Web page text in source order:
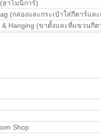
ฮาโมนิการ์)
(กล่องและกระเป๋าใส่กีตาร์และ
& Hanging (ขาตั้งและที่แขวนกีต
Shop